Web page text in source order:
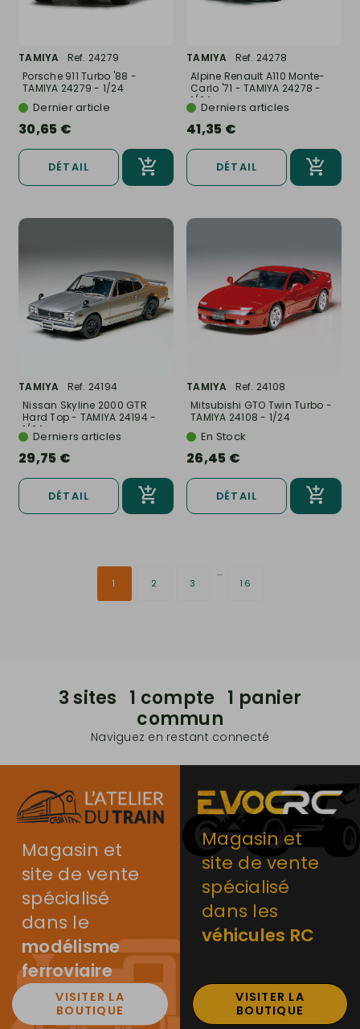
TAMIYA
Ref. 24279
Porsche 911 Turbo '88 -
TAMIYA 24279 - 1/24
Dernier article
30,65 €
DÉTAIL
TAMIYA
Ref. 24278
Alpine Renault A110 Monte-
Carlo '71 - TAMIYA 24278 -
1/24Derniers articles
41,35 €
DÉTAIL
TAMIYA
Ref. 24194
Nissan Skyline 2000 GTR
Hard Top - TAMIYA 24194 -
1/24Derniers articles
29,75 €
DÉTAIL
TAMIYA
Ref. 24108
Mitsubishi GTO Twin Turbo -
TAMIYA 24108 - 1/24
En Stock
26,45 €
DÉTAIL
1 2 3
…
16
3 sites 1 compte 1 panier
commun
Naviguez en restant connecté
Magasin et
site de vente
spécialisé
dans le
modélisme
ferroviaire
VISITER LA
BOUTIQUE
Magasin et
site de vente
spécialisé
dans les
véhicules RC
VISITER LA
BOUTIQUE